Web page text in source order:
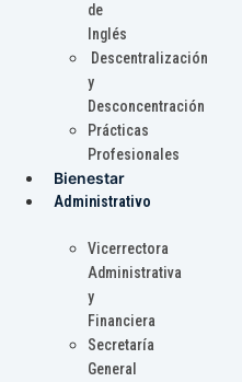
de
Inglés
Descentralización
y
Desconcentración
Prácticas
Profesionales
Bienestar
Administrativo
Vicerrectora
Administrativa
y
Financiera
Secretaría
General